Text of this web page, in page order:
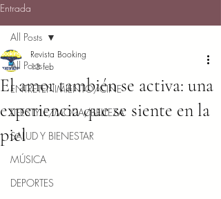
Entrada
All Posts
ENTRETENIMIENTO/CINE
LIFESTYLE/MODA/BELLEZA
SALUD Y BIENESTAR
MÚSICA
DEPORTES
All Posts
El amor también se activa: una
experiencia que se siente en la
piel
Revista Booking
13 feb